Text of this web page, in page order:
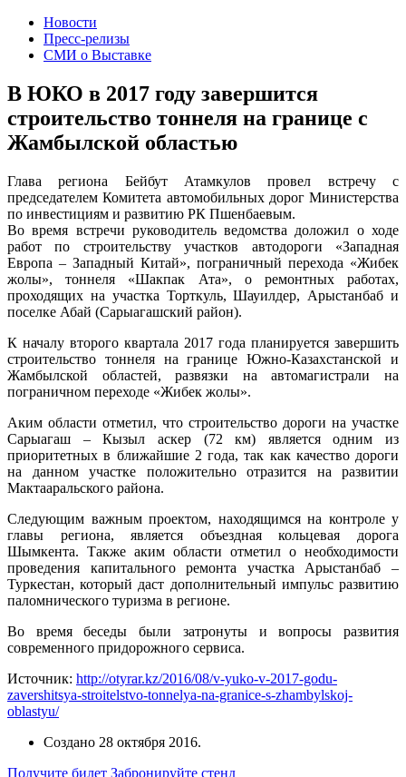
Новости
Пресс-релизы
СМИ о Выставке
В ЮКО в 2017 году завершится
строительство тоннеля на границе с
Жамбылской областью
Глава региона Бейбут Атамкулов провел встречу с
председателем Комитета автомобильных дорог Министерства
по инвестициям и развитию РК Пшенбаевым.
Во время встречи руководитель ведомства доложил о ходе
работ по строительству участков автодороги «Западная
Европа – Западный Китай», пограничный перехода «Жибек
жолы», тоннеля «Шакпак Ата», о ремонтных работах,
проходящих на участка Торткуль, Шауилдер, Арыстанбаб и
поселке Абай (Сарыагашский район).
К началу второго квартала 2017 года планируется завершить
строительство тоннеля на границе Южно-Казахстанской и
Жамбылской областей, развязки на автомагистрали на
пограничном переходе «Жибек жолы».
Аким области отметил, что строительство дороги на участке
Сарыагаш – Кызыл аскер (72 км) является одним из
приоритетных в ближайшие 2 года, так как качество дороги
на данном участке положительно отразится на развитии
Мактааральского района.
Следующим важным проектом, находящимся на контроле у
главы региона, является объездная кольцевая дорога
Шымкента. Также аким области отметил о необходимости
проведения капитального ремонта участка Арыстанбаб –
Туркестан, который даст дополнительный импульс развитию
паломнического туризма в регионе.
Во время беседы были затронуты и вопросы развития
современного придорожного сервиса.
Источник: http://otyrar.kz/2016/08/v-yuko-v-2017-godu-
zavershitsya-stroitelstvo-tonnelya-na-granice-s-zhambylskoj-
oblastyu/
Создано 28 октября 2016.
Получите билет Забронируйте стенд